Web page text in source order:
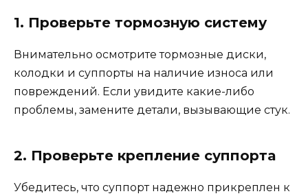
1. Проверьте тормозную систему
Внимательно осмотрите тормозные диски,
колодки и суппорты на наличие износа или
повреждений. Если увидите какие-либо
проблемы, замените детали, вызывающие стук.
2. Проверьте крепление суппорта
Убедитесь, что суппорт надежно прикреплен к